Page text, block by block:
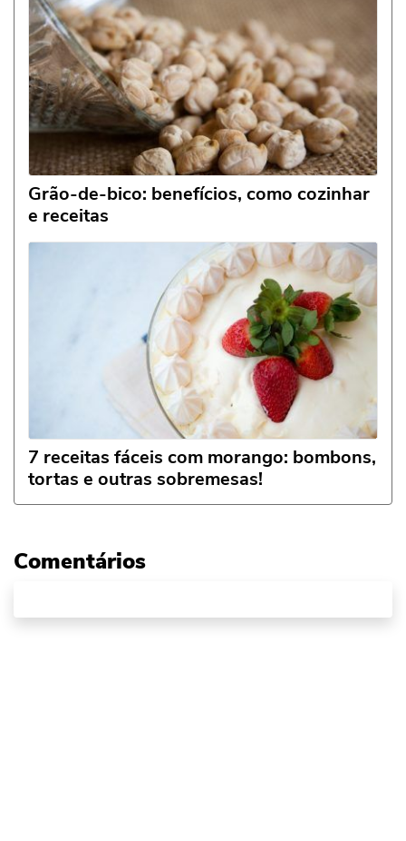
Grão-de-bico: benefícios, como cozinhar
e receitas
7 receitas fáceis com morango: bombons,
tortas e outras sobremesas!
Comentários